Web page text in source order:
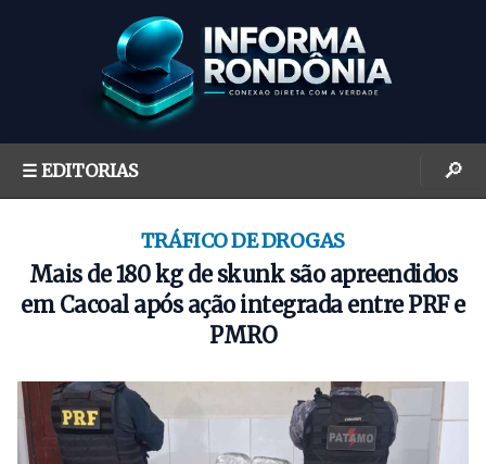
☰ EDITORIAS 🔎
TRÁFICO DE DROGAS
Mais de 180 kg de skunk são apreendidos
em Cacoal após ação integrada entre PRF e
PMRO